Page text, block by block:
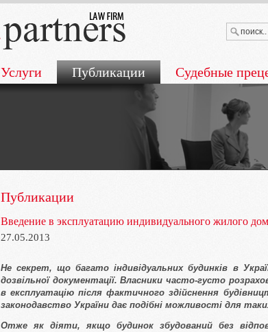
Услуги Публикации Судебные
Публикации
Введение в эксплуатацию индивидуального жилого
27.05.2013
Не секрет, що багато індивідуальних будинків в
дозвільної документації. Власники часто-густо
в експлуатацію після фактичного здійснення
законодавство України дає подібні можливості для
Отже як діяти, якщо будинок збудований без